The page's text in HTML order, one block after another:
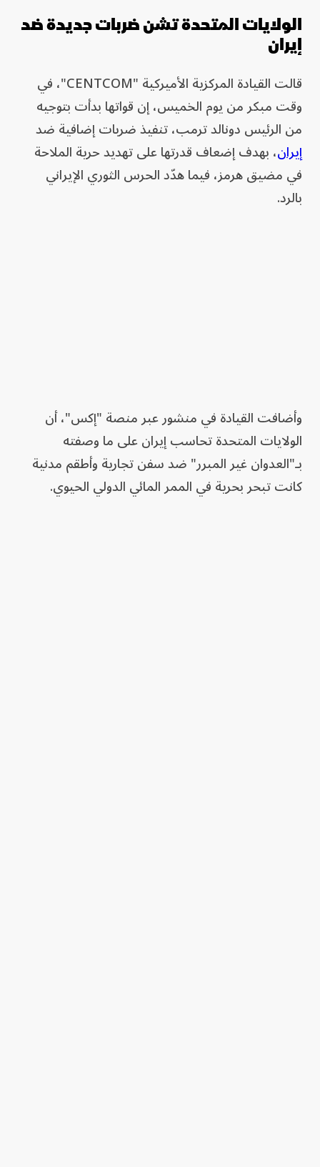
الولايات المتحدة تشن ضربات جديدة ضد
إيران
قالت القيادة المركزية الأميركية "CENTCOM"، في
وقت مبكر من يوم الخميس، إن قواتها بدأت بتوجيه
من الرئيس دونالد ترمب، تنفيذ ضربات إضافية ضد
إيران، بهدف إضعاف قدرتها على تهديد حرية الملاحة
في مضيق هرمز، فيما هدّد الحرس الثوري الإيراني
بالرد.
وأضافت القيادة في منشور عبر منصة "إكس"، أن
الولايات المتحدة تحاسب إيران على ما وصفته
بـ"العدوان غير المبرر" ضد سفن تجارية وأطقم مدنية
كانت تبحر بحرية في الممر المائي الدولي الحيوي.